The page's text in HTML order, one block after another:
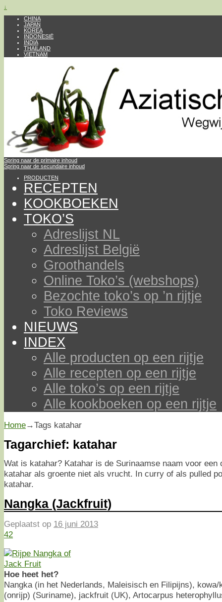
↓
CHINA
JAPAN
KOREA
INDONESIË
INDIA
THAILAND
VIETNAM
Spring naar de primaire inhoud
Spring naar de secundaire inhoud
PRODUCTEN
RECEPTEN
KOOKBOEKEN
TOKO’S
Adreslijst NL
Adreslijst België
Groothandels
Online Toko’s (webshops)
Bezochte toko’s op ’n rijtje
Toko Reviews
NIEUWS
INDEX
Alle producten op een rijtje
Alle recepten op een rijtje
Alle toko’s op een rijtje
Alle kookboeken op een rijtje
Home→Tags katahar
Tagarchief: katahar
Wat is katahar? Katahar is de Surinaamse naam voor
katahar als groente niet als vrucht. In curry of als pulled
katahar.
Nangka (Jackfruit)
Geplaatst op 16 juni 2013
42
Hoe heet het?
Nangka (in het Nederlands, Maleisisch en Filipijns),
(onrijp) (Suriname), jackfruit (UK), Artocarpus